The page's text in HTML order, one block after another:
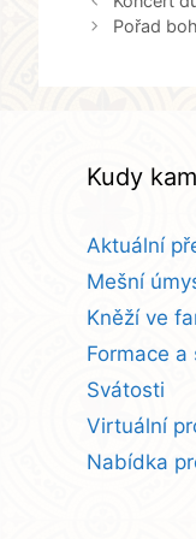
Pořad
Kudy
Aktuální
Mešní
Kněží ve
Formace
Svátosti
Virtuální
Nabídka